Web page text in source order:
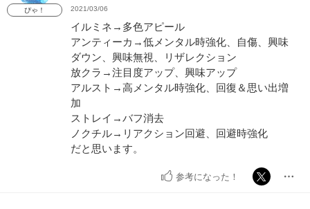
ぴゃ！ 2021/03/06
イルミネ→多色アピール
アンティーカ→低メンタル時強化、自傷、興味
ダウン、興味無視、リザレクション
放クラ→注目度アップ、興味アップ
アルスト→高メンタル時強化、回復＆思い出増
加
ストレイ→バフ消去
ノクチル→リアクション回避、回避時強化
だと思います。
参考になった！